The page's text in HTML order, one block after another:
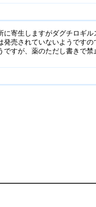
寄生しますがダグチロギル
売されていないようです
すが、薬のただし書きで